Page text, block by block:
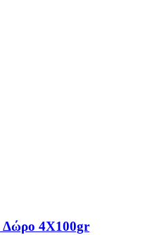
Δώρο 4X100gr